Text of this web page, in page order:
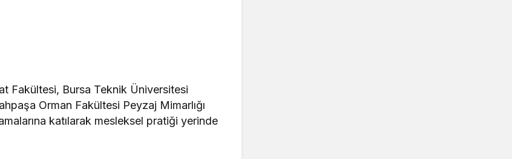
Fakültesi, Bursa Teknik Üniversitesi
Orman Fakültesi Peyzaj Mimarlığı
katılarak mesleksel pratiği yerinde